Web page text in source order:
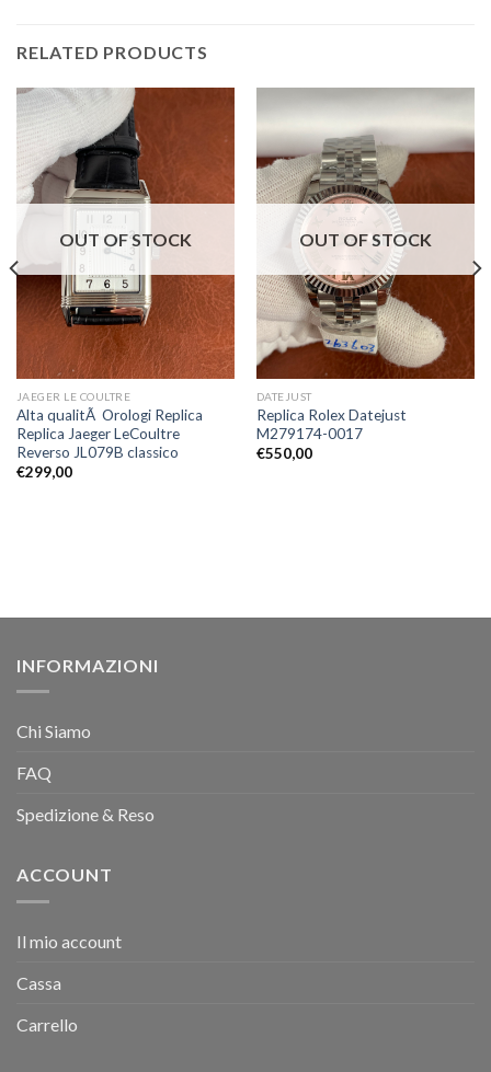
RELATED PRODUCTS
OUT OF STOCK
JAEGER LE COULTRE
Alta qualitÃ Orologi Replica
Replica Jaeger LeCoultre
Reverso JL079B classico
€299,00
OUT OF STOCK
DATEJUST
Replica Rolex Datejust
M279174-0017
€550,00
INFORMAZIONI
Chi Siamo
FAQ
Spedizione & Reso
ACCOUNT
Il mio account
Cassa
Carrello